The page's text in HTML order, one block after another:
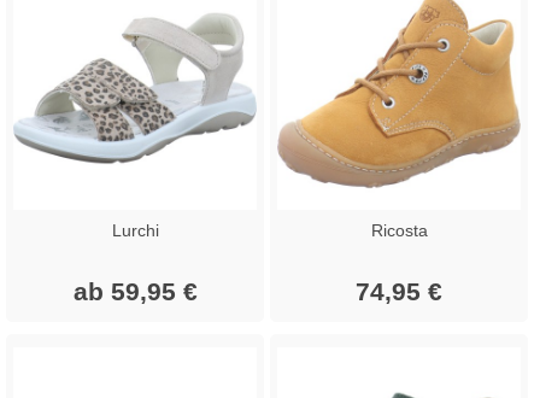
Lurchi
ab 59,95 €
Ricosta
74,95 €